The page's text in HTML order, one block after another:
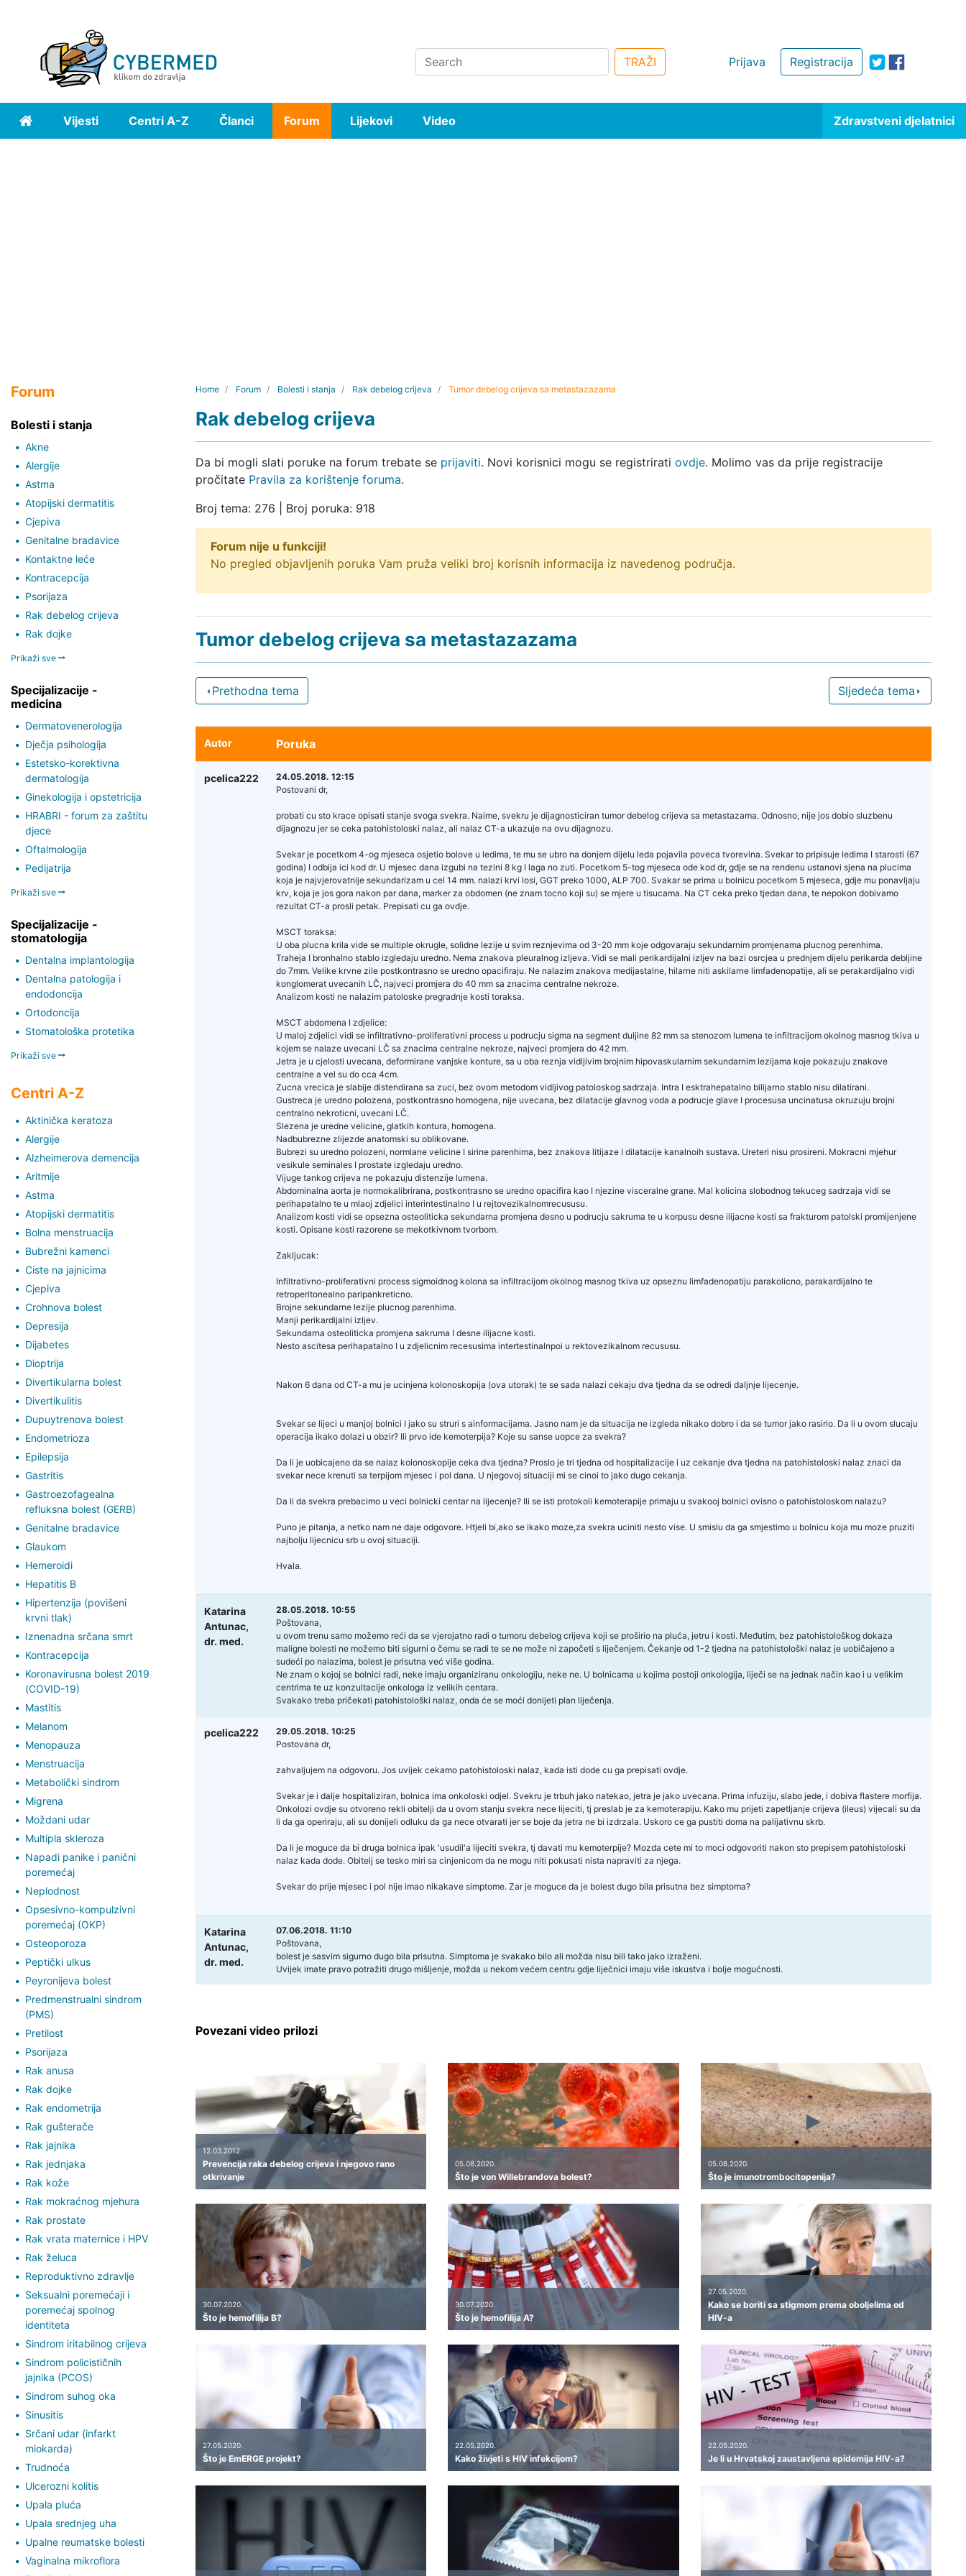
Registracija
Prijava
Search TRAŽI
Home Vijesti Centri A-Z Članci Forum Lijekovi Video Zdravstveni djelatnici
Forum
Bolesti i stanja
Akne
Alergije
Astma
Atopijski dermatitis
Cjepiva
Genitalne bradavice
Kontaktne leće
Kontracepcija
Psorijaza
Rak debelog crijeva
Rak dojke
Prikaži sve
Specijalizacije -
medicina
Dermatovenerologija
Dječja psihologija
Estetsko-korektivna
dermatologija
Ginekologija i opstetricija
HRABRI - forum za zaštitu
djece
Oftalmologija
Pedijatrija
Prikaži sve
Specijalizacije -
stomatologija
Dentalna implantologija
Dentalna patologija i
endodoncija
Ortodoncija
Stomatološka protetika
Prikaži sve
Centri A-Z
Aktinička keratoza
Alergije
Alzheimerova demencija
Aritmije
Astma
Atopijski dermatitis
Bolna menstruacija
Bubrežni kamenci
Ciste na jajnicima
Cjepiva
Crohnova bolest
Depresija
Dijabetes
Dioptrija
Divertikularna bolest
Divertikulitis
Dupuytrenova bolest
Endometrioza
Epilepsija
Gastritis
Gastroezofagealna
refluksna bolest (GERB)
Genitalne bradavice
Glaukom
Hemeroidi
Hepatitis B
Hipertenzija (povišeni
krvni tlak)
Iznenadna srčana smrt
Kontracepcija
Koronavirusna bolest 2019
(COVID-19)
Mastitis
Melanom
Menopauza
Menstruacija
Metabolički sindrom
Migrena
Moždani udar
Multipla skleroza
Napadi panike i panični
poremećaj
Neplodnost
Opsesivno-kompulzivni
poremećaj (OKP)
Osteoporoza
Peptički ulkus
Peyronijeva bolest
Predmenstrualni sindrom
(PMS)
Pretilost
Psorijaza
Rak anusa
Rak dojke
Rak endometrija
Rak gušterače
Rak jajnika
Rak jednjaka
Rak kože
Rak mokraćnog mjehura
Rak prostate
Rak vrata maternice i HPV
Rak želuca
Reproduktivno zdravlje
Seksualni poremećaji i
poremećaj spolnog
identiteta
Sindrom iritabilnog crijeva
Sindrom policističnih
jajnika (PCOS)
Sindrom suhog oka
Sinusitis
Srčani udar (infarkt
miokarda)
Trudnoća
Ulcerozni kolitis
Upala pluća
Upala srednjeg uha
Upalne reumatske bolesti
Vaginalna mikroflora
Home Forum Bolesti i stanja Rak debelog crijeva Tumor debelog crijeva sa metastazazama
Rak debelog crijeva
Da bi mogli slati poruke na forum trebate se prijaviti. Novi korisnici mogu se registrirati ovdje. Molimo vas da prije registracije
pročitate Pravila za korištenje foruma.
Broj tema: 276 | Broj poruka: 918
Forum nije u funkciji!
No pregled objavljenih poruka Vam pruža veliki broj korisnih informacija iz navedenog područja.
Tumor debelog crijeva sa metastazazama
Prethodna tema Sljedeća tema
Autor Poruka
pcelica222
24.05.2018. 12:15
Postovani dr,
probati cu sto krace opisati stanje svoga svekra. Naime, svekru je dijagnosticiran tumor debelog crijeva sa metastazama. Odnosno, nije jos dobio sluzbenu
dijagnozu jer se ceka patohistoloski nalaz, ali nalaz CT-a ukazuje na ovu dijagnozu.
Svekar je pocetkom 4-og mjeseca osjetio bolove u ledima, te mu se ubro na donjem dijelu leda pojavila poveca tvorevina. Svekar to pripisuje ledima I starosti (67
godina) I odbija ici kod dr. U mjesec dana izgubi na tezini 8 kg I laga no zuti. Pocetkom 5-tog mjeseca ode kod dr, gdje se na rendenu ustanovi sjena na plucima
koja je najvjerovatnije sekundarizam u cel 14 mm. nalazi krvi losi, GGT preko 1000, ALP 700. Svakar se prima u bolnicu pocetkom 5 mjeseca, gdje mu ponavljaju
krv, koja je jos gora nakon par dana, marker za obdomen (ne znam tocno koji su) se mjere u tisucama. Na CT ceka preko tjedan dana, te nepokon dobivamo
rezultat CT-a prosli petak. Prepisati cu ga ovdje.
MSCT toraksa:
U oba plucna krila vide se multiple okrugle, solidne lezije u svim reznjevima od 3-20 mm koje odgovaraju sekundarnim promjenama plucnog perenhima.
Traheja I bronhalno stablo izgledaju uredno. Nema znakova pleuralnog izljeva. Vidi se mali perikardijalni izljev na bazi osrcjea u prednjem dijelu perikarda debljine
do 7mm. Velike krvne zile postkontrasno se uredno opacifiraju. Ne nalazim znakova medijastalne, hilarne niti askilarne limfadenopatije, ali se perakardijalno vidi
konglomerat uvecanih LČ, najveci promjera do 40 mm sa znacima centralne nekroze.
Analizom kosti ne nalazim patoloske pregradnje kosti toraksa.
MSCT abdomena I zdjelice:
U maloj zdjelici vidi se infiltrativno-proliferativni process u podrucju sigma na segment duljine 82 mm sa stenozom lumena te infiltracijom okolnog masnog tkiva u
kojem se nalaze uvecani LČ sa znacima centralne nekroze, najveci promjera do 42 mm.
Jetra je u cjelosti uvecana, deformirane vanjske konture, sa u oba reznja vidljivim brojnim hipovaskularnim sekundarnim lezijama koje pokazuju znakove
centralne a vel su do cca 4cm.
Zucna vrecica je slabije distendirana sa zuci, bez ovom metodom vidljivog patoloskog sadrzaja. Intra I esktrahepatalno bilijarno stablo nisu dilatirani.
Gustreca je uredno polozena, postkontrasno homogena, nije uvecana, bez dilatacije glavnog voda a podrucje glave I procesusa uncinatusa okruzuju brojni
centralno nekroticni, uvecani LČ.
Slezena je uredne velicine, glatkih kontura, homogena.
Nadbubrezne zlijezde anatomski su oblikovane.
Bubrezi su uredno polozeni, normlane velicine I sirine parenhima, bez znakova litijaze I dilatacije kanalnoih sustava. Ureteri nisu prosireni. Mokracni mjehur
vesikule seminales I prostate izgledaju uredno.
Vijuge tankog crijeva ne pokazuju distenzije lumena.
Abdominalna aorta je normokalibrirana, postkontrasno se uredno opacifira kao I njezine visceralne grane. Mal kolicina slobodnog tekuceg sadrzaja vidi se
perihapatalno te u mlaoj zdjelici interintestinalno I u rejtovezikalnomrecususu.
Analizom kosti vidi se opsezna osteoliticka sekundarna promjena desno u podrucju sakruma te u korpusu desne ilijacne kosti sa frakturom patolski promijenjene
kosti. Opisane kosti razorene se mekotkivnom tvorbom.
Zakljucak:
Infiltrativno-proliferativni process sigmoidnog kolona sa infiltracijom okolnog masnog tkiva uz opseznu limfadenopatiju parakolicno, parakardijalno te
retroperitonealno paripankreticno.
Brojne sekundarne lezije plucnog parenhima.
Manji perikardijalni izljev.
Sekundarna osteoliticka promjena sakruma I desne ilijacne kosti.
Nesto ascitesa perihapatalno I u zdjelicnim recesusima intertestinalnpoi u rektovezikalnom recususu.
Nakon 6 dana od CT-a mu je ucinjena kolonoskopija (ova utorak) te se sada nalazi cekaju dva tjedna da se odredi daljnje lijecenje.
Svekar se lijeci u manjoj bolnici I jako su struri s ainformacijama. Jasno nam je da situacija ne izgleda nikako dobro i da se tumor jako rasirio. Da li u ovom slucaju
operacija ikako dolazi u obzir? Ili prvo ide kemoterpija? Koje su sanse uopce za svekra?
Da li je uobicajeno da se nalaz kolonoskopije ceka dva tjedna? Proslo je tri tjedna od hospitalizacije i uz cekanje dva tjedna na patohistoloski nalaz znaci da
svekar nece krenuti sa terpijom mjesec i pol dana. U njegovoj situaciji mi se cinoi to jako dugo cekanja.
Da li da svekra prebacimo u veci bolnicki centar na lijecenje? Ili se isti protokoli kemoterapije primaju u svakooj bolnici ovisno o patohistoloskom nalazu?
Puno je pitanja, a netko nam ne daje odgovore. Htjeli bi,ako se ikako moze,za svekra uciniti nesto vise. U smislu da ga smjestimo u bolnicu koja mu moze pruziti
najbolju lijecnicu srb u ovoj situaciji.
Hvala.
Katarina
Antunac,
dr. med.
28.05.2018. 10:55
Poštovana,
u ovom trenu samo možemo reći da se vjerojatno radi o tumoru debelog crijeva koji se proširio na pluća, jetru i kosti. Međutim, bez patohistološkog dokaza
maligne bolesti ne možemo biti sigurni o čemu se radi te se ne može ni započeti s liječenjem. Čekanje od 1-2 tjedna na patohistološki nalaz je uobičajeno a
sudeći po nalazima, bolest je prisutna već više godina.
Ne znam o kojoj se bolnici radi, neke imaju organiziranu onkologiju, neke ne. U bolnicama u kojima postoji onkologija, liječi se na jednak način kao i u velikim
centrima te uz konzultacije onkologa iz velikih centara.
Svakako treba pričekati patohistološki nalaz, onda će se moći donijeti plan liječenja.
pcelica222
29.05.2018. 10:25
Postovana dr,
zahvaljujem na odgovoru. Jos uvijek cekamo patohistoloski nalaz, kada isti dode cu ga prepisati ovdje.
Svekar je i dalje hospitaliziran, bolnica ima onkoloski odjel. Svekru je trbuh jako natekao, jetra je jako uvecana. Prima infuziju, slabo jede, i dobiva flastere morfija.
Onkolozi ovdje su otvoreno rekli obitelji da u ovom stanju svekra nece lijeciti, tj preslab je za kemoterapiju. Kako mu prijeti zapetljanje crijeva (ileus) vijecali su da
li da ga operiraju, ali su donijeli odluku da ga nece otvarati jer se boje da jetra ne bi izdrzala. Uskoro ce ga pustiti doma na palijativnu skrb.
Da li je moguce da bi druga bolnica ipak 'usudil'a lijeciti svekra, tj davati mu kemoterpije? Mozda cete mi to moci odgovoriti nakon sto prepisem patohistoloski
nalaz kada dode. Obitelj se tesko miri sa cinjenicom da ne mogu niti pokusati nista napraviti za njega.
Svekar do prije mjesec i pol nije imao nikakave simptome. Zar je moguce da je bolest dugo bila prisutna bez simptoma?
Katarina
Antunac,
dr. med.
07.06.2018. 11:10
Poštovana,
bolest je sasvim sigurno dugo bila prisutna. Simptoma je svakako bilo ali možda nisu bili tako jako izraženi.
Uvijek imate pravo potražiti drugo mišljenje, možda u nekom većem centru gdje liječnici imaju više iskustva i bolje mogućnosti.
Povezani video prilozi
12.03.2012.
Prevencija raka debelog crijeva i njegovo rano
otkrivanje
05.08.2020.
Što je von Willebrandova bolest?
05.08.2020.
Što je imunotrombocitopenija?
30.07.2020.
Što je hemofilija B?
30.07.2020.
Što je hemofilija A?
27.05.2020.
Kako se boriti sa stigmom prema oboljelima od
HIV-a
27.05.2020.
Što je EmERGE projekt?
22.05.2020.
Kako živjeti s HIV infekcijom?
22.05.2020.
Je li u Hrvatskoj zaustavljena epidemija HIV-a?